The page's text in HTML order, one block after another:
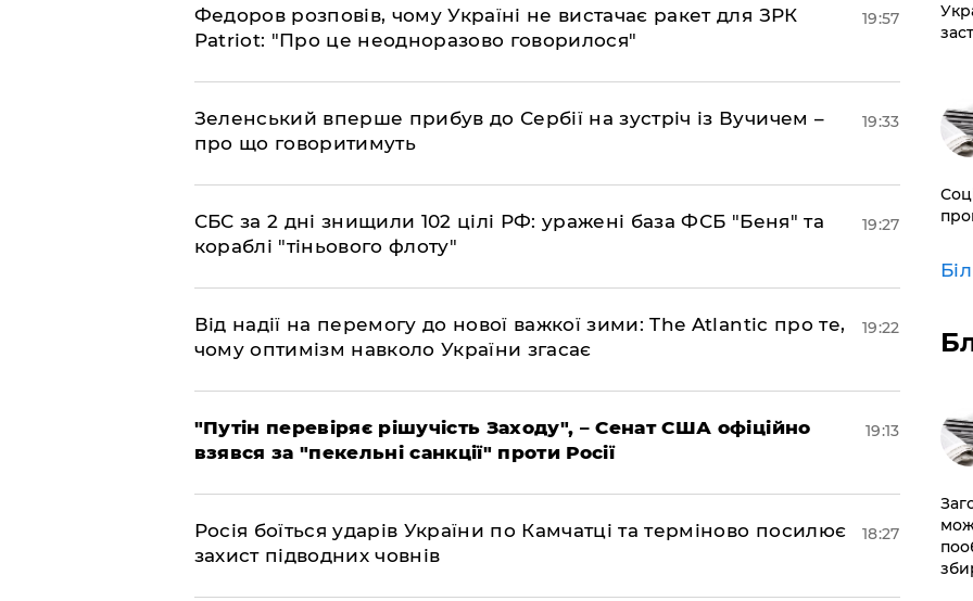
​Федоров розповів, чому Україні не вистачає ракет для ЗРК
Patriot: "Про це неодноразово говорилося"
19:57
​Зеленський вперше прибув до Сербії на зустріч із Вучичем –
про що говоритимуть
19:33
​СБС за 2 дні знищили 102 цілі РФ: уражені база ФСБ "Беня" та
кораблі "тіньового флоту"
19:27
​Від надії на перемогу до нової важкої зими: The Atlantic про те,
чому оптимізм навколо України згасає
19:22
​"Путін перевіряє рішучість Заходу", – Сенат США офіційно
взявся за "пекельні санкції" проти Росії
19:13
​Росія боїться ударів України по Камчатці та терміново посилює
захист підводних човнів
18:27